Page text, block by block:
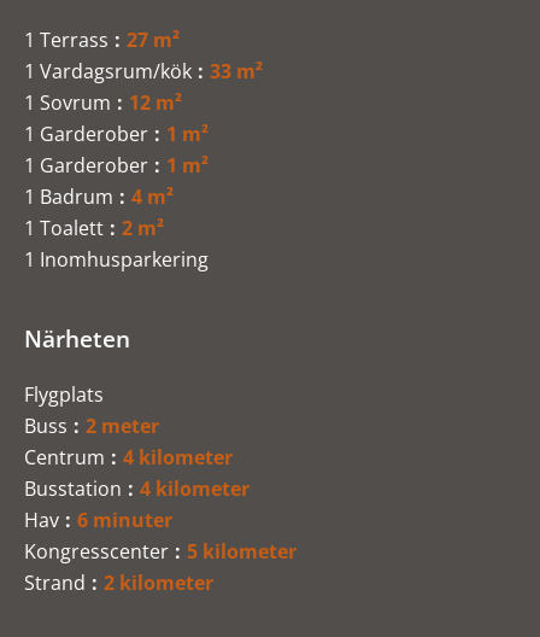
1 Terrass
27 m²
1 Vardagsrum/kök
33 m²
1 Sovrum
12 m²
1 Garderober
1 m²
1 Garderober
1 m²
1 Badrum
4 m²
1 Toalett
2 m²
1 Inomhusparkering
Närheten
Flygplats
Buss
2 meter
Centrum
4 kilometer
Busstation
4 kilometer
Hav
6 minuter
Kongresscenter
5 kilometer
Strand
2 kilometer